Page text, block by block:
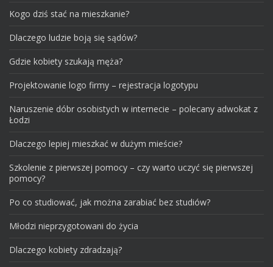
Kogo dziś stać na mieszkanie?
Dlaczego ludzie boją się sądów?
Gdzie kobiety szukają męża?
Projektowanie logo firmy – rejestracja logotypu
Naruszenie dóbr osobistych w internecie – polecany adwokat z
Łodzi
Dlaczego lepiej mieszkać w dużym mieście?
Szkolenie z pierwszej pomocy – czy warto uczyć się pierwszej
pomocy?
Po co studiować, jak można zarabiać bez studiów?
Młodzi nieprzygotowani do życia
Dlaczego kobiety zdradzają?